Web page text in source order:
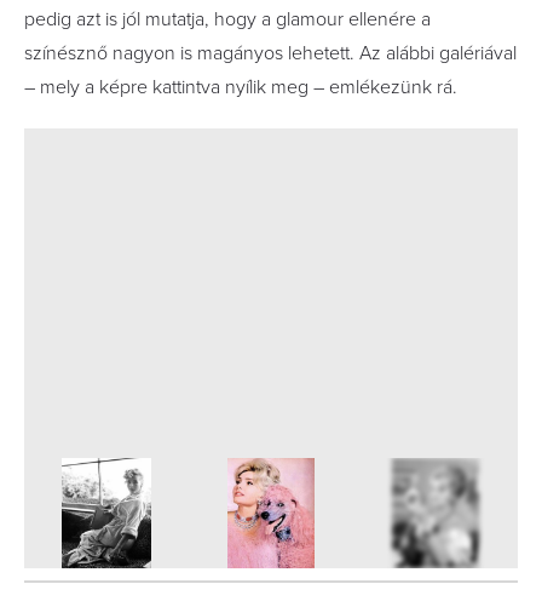
pedig azt is jól mutatja, hogy a glamour ellenére a
színésznő nagyon is magányos lehetett. Az alábbi galériával
– mely a képre kattintva nyílik meg – emlékezünk rá.